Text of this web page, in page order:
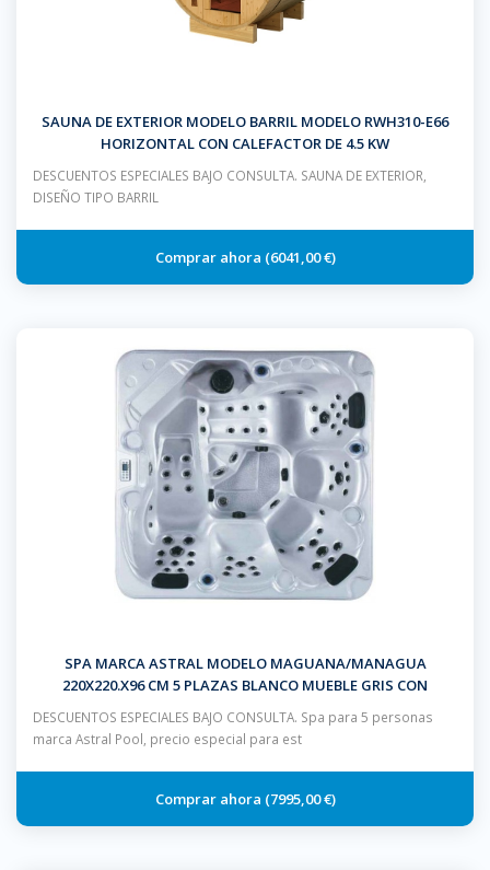
SAUNA DE EXTERIOR MODELO BARRIL MODELO RWH310-E66
HORIZONTAL CON CALEFACTOR DE 4.5 KW
DESCUENTOS ESPECIALES BAJO CONSULTA. SAUNA DE EXTERIOR,
DISEÑO TIPO BARRIL
6041,00 €
SPA MARCA ASTRAL MODELO MAGUANA/MANAGUA
220X220.X96 CM 5 PLAZAS BLANCO MUEBLE GRIS CON
DESCUENTOS ESPECIALES BAJO CONSULTA. Spa para 5 personas
marca Astral Pool, precio especial para est
7995,00 €